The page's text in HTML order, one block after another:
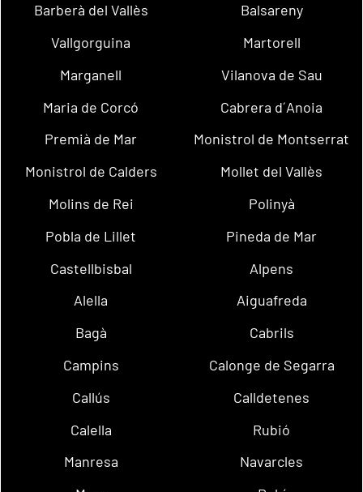
Barberà del Vallès
Balsareny
Vallgorguina
Martorell
Marganell
Vilanova de Sau
Maria de Corcó
Cabrera d´Anoia
Premià de Mar
Monistrol de Montserrat
Monistrol de Calders
Mollet del Vallès
Molins de Rei
Polinyà
Pobla de Lillet
Pineda de Mar
Castellbisbal
Alpens
Alella
Aiguafreda
Bagà
Cabrils
Campins
Calonge de Segarra
Callús
Calldetenes
Calella
Rubió
Manresa
Navarcles